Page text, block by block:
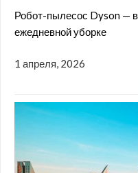
Робот-пылесос Dyson —
ежедневной уборке
1 апреля, 2026